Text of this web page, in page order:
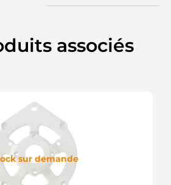
associés
sur demande